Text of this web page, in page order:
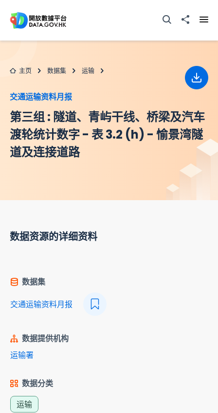
打开搜寻器分享至
主页 数据集 运输
交通运输资料月报
第三组 : 隧道、青屿干线、桥梁及汽车
渡轮统计数字 - 表 3.2 (h) - 愉景湾隧
道及连接道路
下载
数据资源的详细资料
数据集
交通运输资料月报
数据提供机构
运输署
数据分类
运输